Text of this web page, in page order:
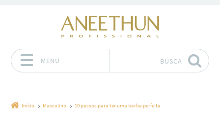
MENU BUSCA
Início Masculino 10 passos para ter uma barba perfeita